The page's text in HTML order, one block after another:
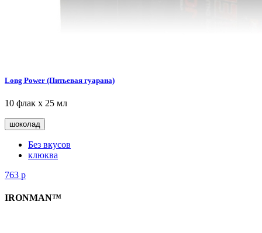
Long Power (Питьевая гуарана)
10 флак х 25 мл
шоколад
Без вкусов
клюква
763 р
IRONMAN™